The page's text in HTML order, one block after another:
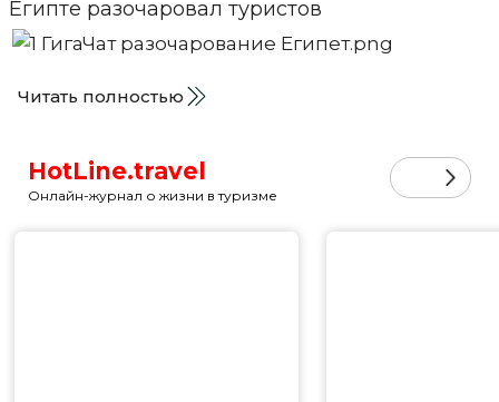
Читать полностью
HotLine.travel
Онлайн-журнал о жизни в туризме